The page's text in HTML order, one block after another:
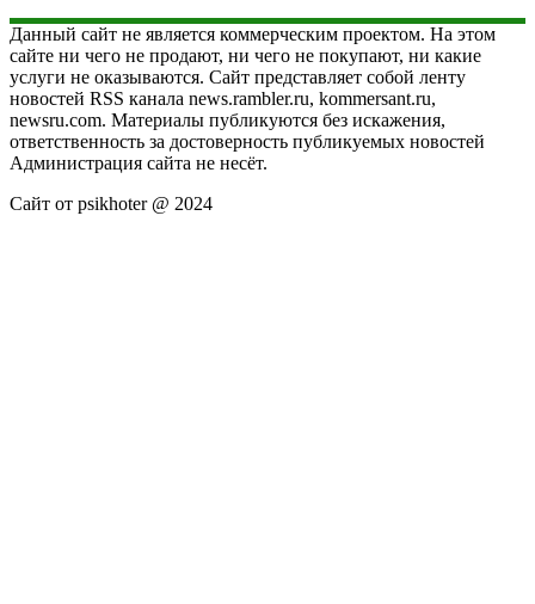
Данный сайт не является коммерческим проектом. На этом
сайте ни чего не продают, ни чего не покупают, ни какие
услуги не оказываются. Сайт представляет собой ленту
новостей RSS канала news.rambler.ru, kommersant.ru,
newsru.com. Материалы публикуются без искажения,
ответственность за достоверность публикуемых новостей
Администрация сайта не несёт.
Сайт от psikhoter @ 2024